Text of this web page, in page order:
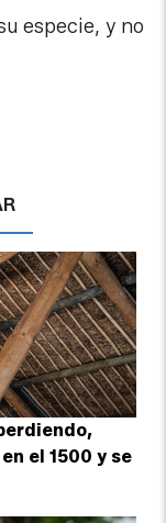
especie, y no
el 1500 y se